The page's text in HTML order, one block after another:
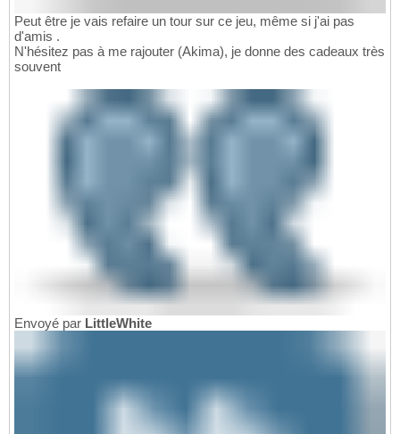
Peut être je vais refaire un tour sur ce jeu, même si j'ai pas
d'amis .
N'hésitez pas à me rajouter (Akima), je donne des cadeaux très
souvent
Envoyé par LittleWhite